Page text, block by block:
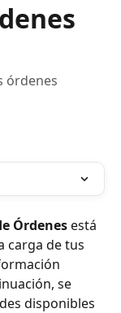
órdenes
Órdenes está
carga de tus
se
disponibles